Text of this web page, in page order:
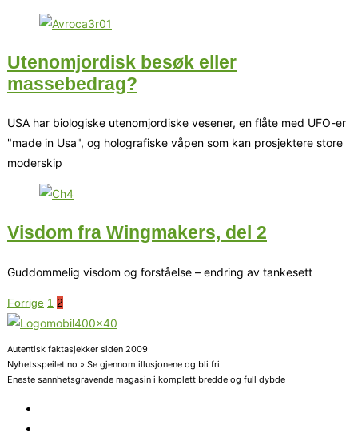
Utenomjordisk besøk eller
massebedrag?
USA har biologiske utenomjordiske vesener, en flåte med UFO-er
"made in Usa", og holografiske våpen som kan prosjektere store
moderskip
Visdom fra Wingmakers, del 2
Guddommelig visdom og forståelse – endring av tankesett
Forrige 1 2
Autentisk faktasjekker siden 2009
Nyhetsspeilet.no » Se gjennom illusjonene og bli fri
Eneste sannhetsgravende magasin i komplett bredde og full dybde